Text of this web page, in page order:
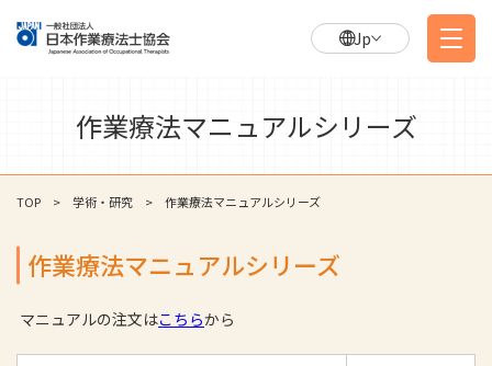
Jp
作業療法マニュアルシリーズ
TOP 学術・研究 作業療法マニュアルシリーズ
作業療法マニュアルシリーズ
マニュアルの注文はこちらから